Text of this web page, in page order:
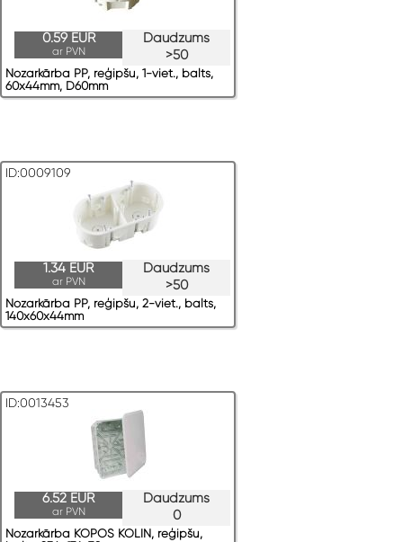
Daudzums
>50
0.59 EUR
ar PVN
Nozarkārba PP, reģipšu, 1-viet., balts,
60x44mm, D60mm
ID:0009109
Daudzums
>50
1.34 EUR
ar PVN
Nozarkārba PP, reģipšu, 2-viet., balts,
140x60x44mm
ID:0013453
Daudzums
0
6.52 EUR
ar PVN
Nozarkārba KOPOS KOLIN, reģipšu,